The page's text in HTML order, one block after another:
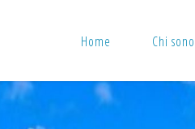
Home Chi sono